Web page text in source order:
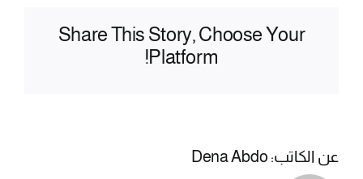
Share This Story, Choose Your
Platform!
عن الكاتب: Dena Abdo